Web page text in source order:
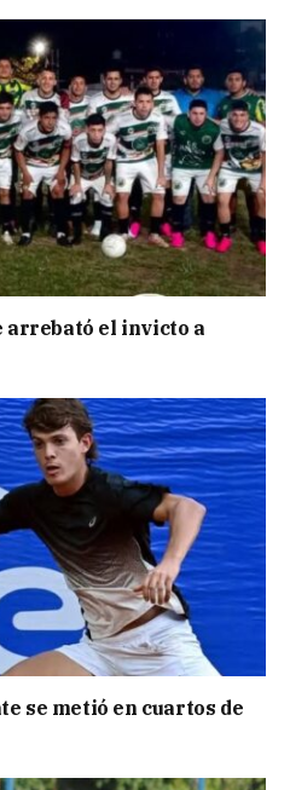
arrebató el invicto a
se metió en cuartos de